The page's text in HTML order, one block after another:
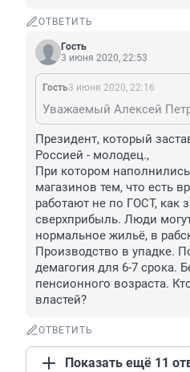
ОТВЕТИТЬ
Гость
3 июня 2020, 22:53
Гость3 июня 2020, 22:16
Президент, который
Россией - молодец.,
При котором
магазинов тем, что есть
работают не по ГОСТ, как
сверхприбыль. Люди
нормальное жильё, в
Производство в упадке.
демагогия для 6-7 срока.
пенсионного возраста.
властей?
ОТВЕТИТЬ
Показать ещё 11